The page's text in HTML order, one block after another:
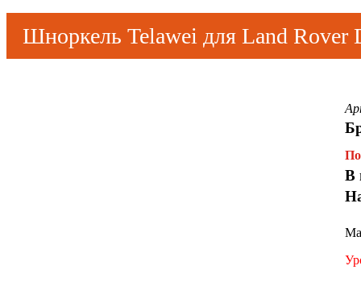
Шноркель Telawei для Land Rover
В